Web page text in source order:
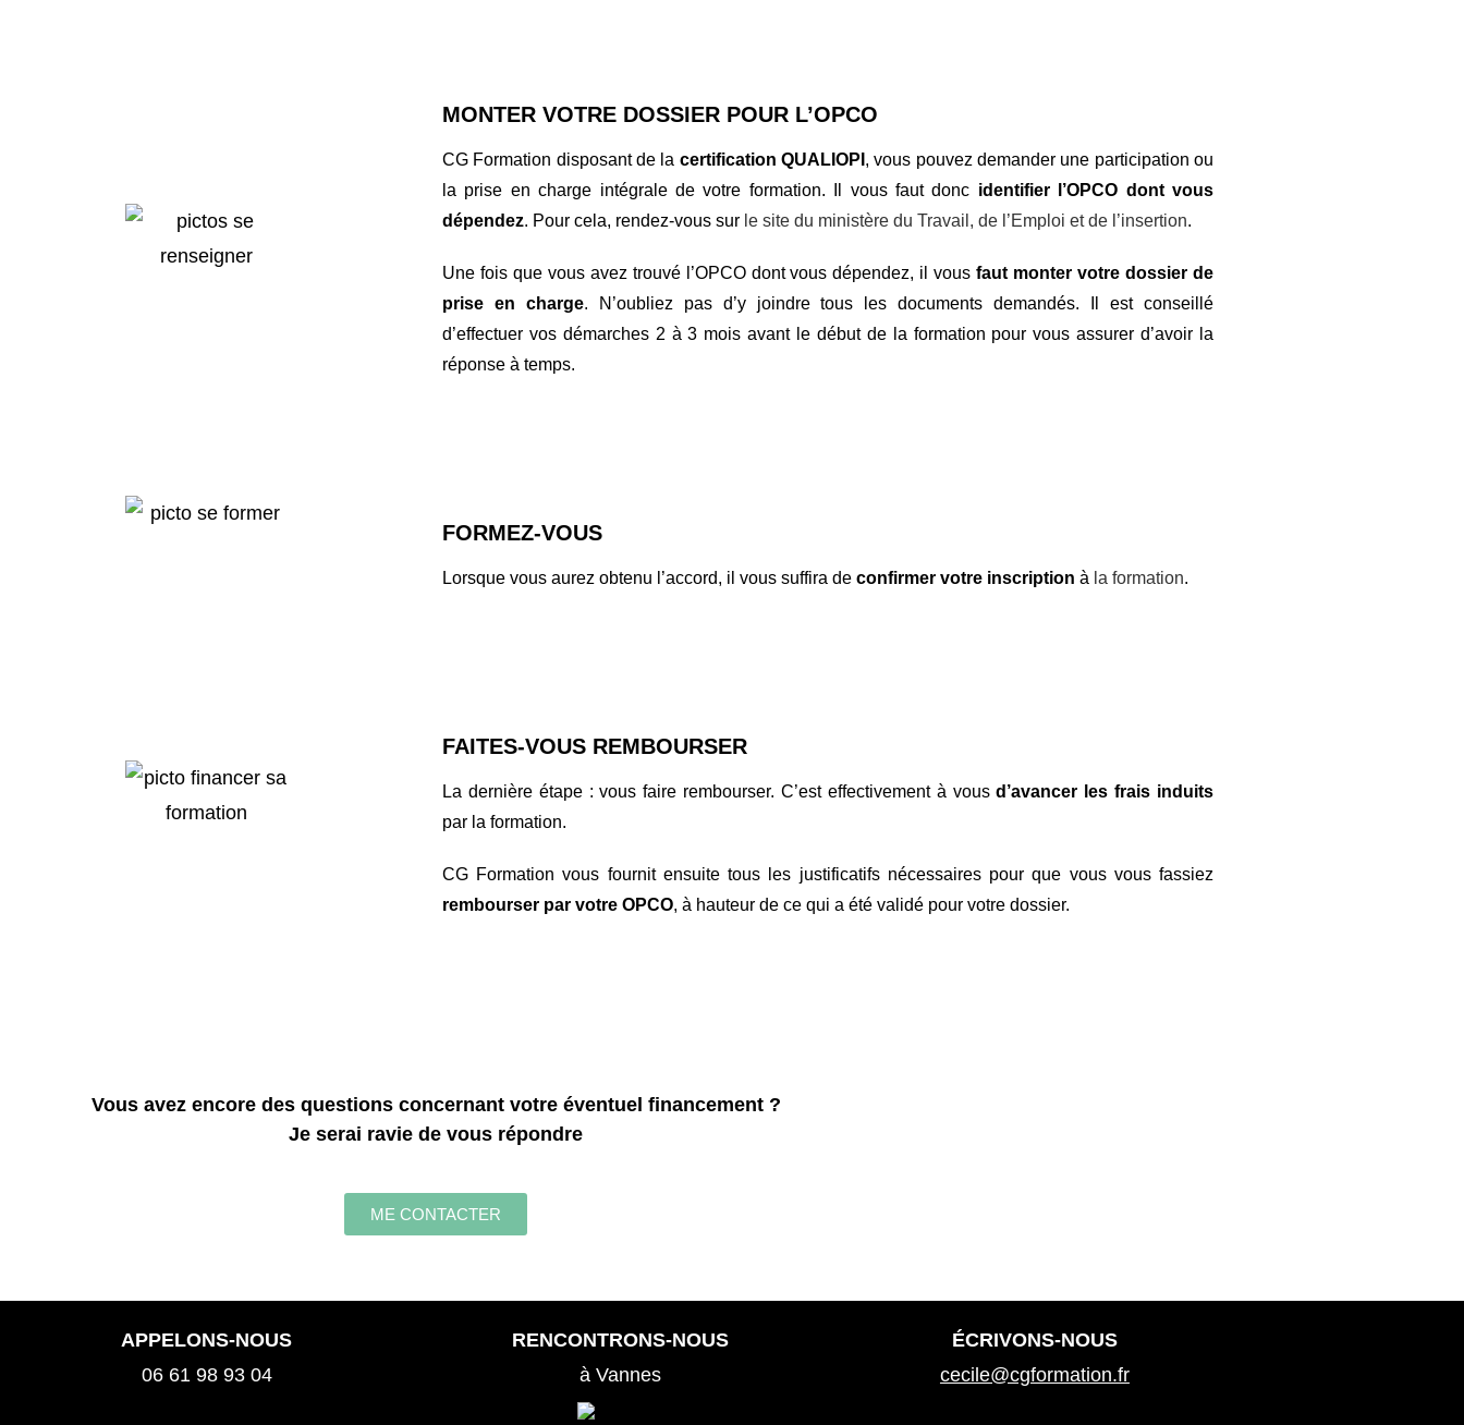
MONTER VOTRE DOSSIER POUR L’OPCO
CG Formation disposant de la certification QUALIOPI , vous pouvez demander une participation ou
la prise en charge intégrale de votre formation.
Il vous faut donc identifier l’OPCO dont vous
dépendez. Pour cela, rendez-vous sur le site du ministère du Travail, de l’Emploi et de l’insertion.
Une fois que vous avez trouvé l’OPCO dont vous dépendez, il vousfaut monter votre dossier de
prise en charge. N’oubliez pas d’y joindre tous les documents demandés. Il est conseillé
d’effectuer vos démarches 2 à 3 mois avant le début de la formation pour vous assurer d’avoir la
réponse à temps.
FORMEZ-VOUS
Lorsque vous aurez obtenu l’accord, il vous suffira de confirmer votre inscription à la formation.
FAITES-VOUS REMBOURSER
La dernière étape : vous faire rembourser. C’est effectivement à vousd’avancer les frais induits
par la formation.
CG Formation vous fournit ensuite tous les justificatifs nécessaires pour que vous vous fassiez
rembourser par votre OPCO, à hauteur de ce qui a été validé pour votre dossier.
Vous avez encore des questions concernant votre éventuel financement ?
Je serai ravie de vous répondre
ME CONTACTER
APPELONS-NOUS
06 61 98 93 04
RENCONTRONS-NOUS
à Vannes
ÉCRIVONS-NOUS
cecile@cgformation.fr